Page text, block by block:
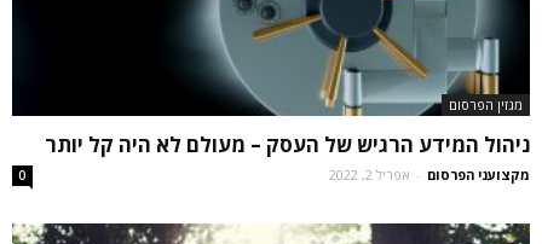
מגזין הפרסום
ניהול המידע הרגיש של העסק – מעולם לא היה קל יותר
מקצועני הפרסום - אפריל 2, 2022 0